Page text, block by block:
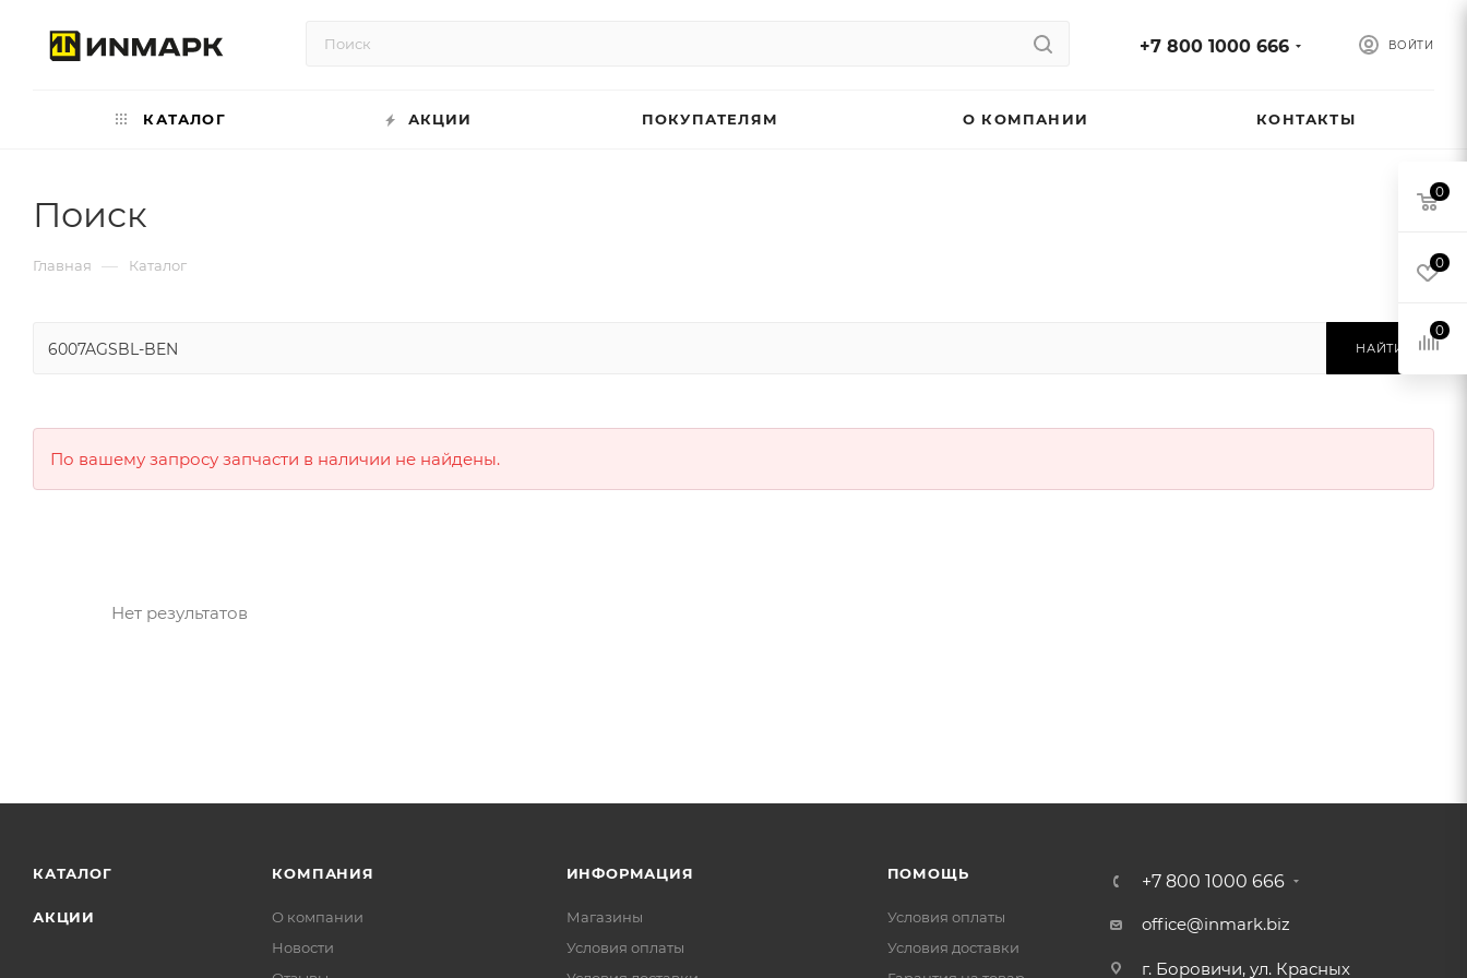
ВОЙТИ
+7 800 1000 666
КАТАЛОГ АКЦИИ ПОКУПАТЕЛЯМ О КОМПАНИИ КОНТАКТЫ
Поиск
Главная — Каталог
НАЙТИ
По вашему запросу запчасти в наличии не найдены.
Нет результатов
КАТАЛОГ
АКЦИИ
КОМПАНИЯ
О компании
Новости
ИНФОРМАЦИЯ
Магазины
Условия оплаты
ПОМОЩЬ
Условия оплаты
Условия доставки
+7 800 1000 666
office@inmark.biz
г. Боровичи, ул. Красных
0
0
0